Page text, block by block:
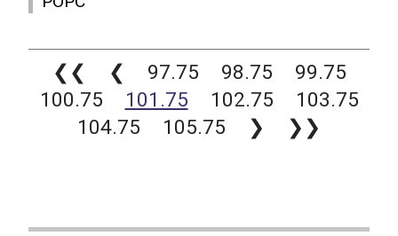
❮❮ ❮ 97.75 98.75
99.75
100.75
101.75 102.75
103.75
104.75
105.75 ❯ ❯❯